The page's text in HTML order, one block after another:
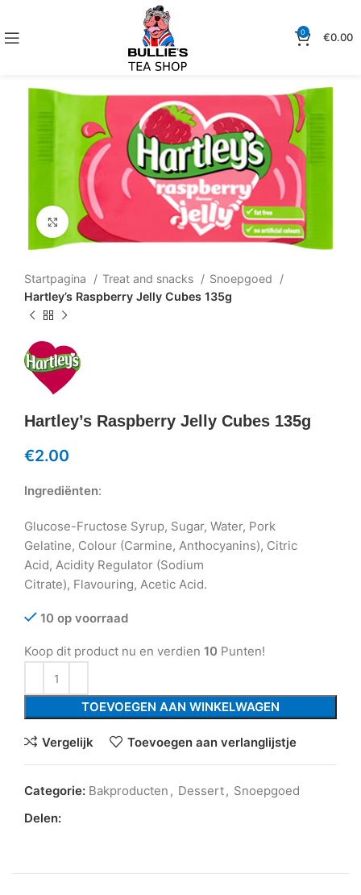
0 €0.00
Klik om te vergroten
Startpagina Treat and snacks
Snoepgoed
Hartley’s Raspberry Jelly Cubes 135g
Hartley’s Raspberry Jelly Cubes 135g
€2.00
Ingrediënten:
Glucose-Fructose Syrup, Sugar, Water, Pork
Gelatine, Colour (Carmine, Anthocyanins), Citric
Acid, Acidity Regulator (Sodium
Citrate), Flavouring, Acetic Acid.
10 op voorraad
Koop dit product nu en verdien 10 Punten!
TOEVOEGEN AAN WINKELWAGEN
Vergelijk Toevoegen aan verlanglijstje
Categorie: Bakproducten , Dessert, Snoepgoed
Delen: